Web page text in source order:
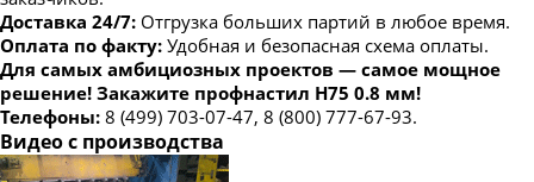
Доставка 24/7: Отгрузка больших партий в любое время.
Оплата по факту: Удобная и безопасная схема оплаты.
Для самых амбициозных проектов — самое мощное
решение! Закажите профнастил Н75 0.8 мм!
Телефоны: 8 (499) 703-07-47, 8 (800) 777-67-93.
Видео с производства